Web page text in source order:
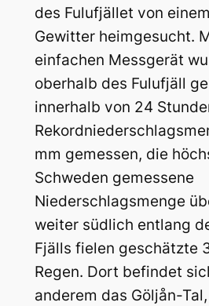
des Fulufjället von
Gewitter heimgesucht.
einfachen Messgerät
oberhalb des Fulufjäll
innerhalb von 24
mm gemessen, die
Schweden gemessene
Niederschlagsmenge
weiter südlich entlang
Fjälls fielen geschätzte
Regen. Dort befindet
anderem das Göljån-